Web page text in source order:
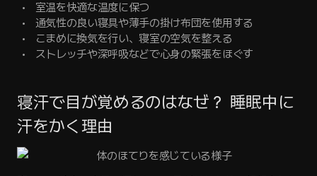
室温を快適な温度に保つ
通気性の良い寝具や薄手の掛け布団を使用する
こまめに換気を行い、寝室の空気を整える
ストレッチや深呼吸などで心身の緊張をほぐす
寝汗で目が覚めるのはなぜ？ 睡眠中に
汗をかく理由